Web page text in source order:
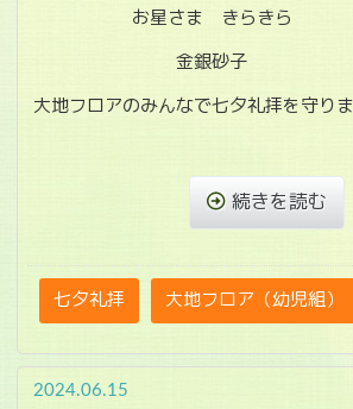
お星さま きらきら
金銀砂子
大地フロアのみんなで七夕礼拝を守り
続きを読む
七夕礼拝 大地フロア（幼児組）
2024.06.15